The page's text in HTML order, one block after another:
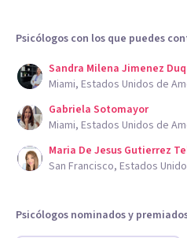
Psicólogos con los que puedes
Sandra Milena Jimenez
Miami, Estados Unidos de
Gabriela Sotomayor
Miami, Estados Unidos de
Maria De Jesus Gutierrez
San Francisco, Estados
Psicólogos nominados y